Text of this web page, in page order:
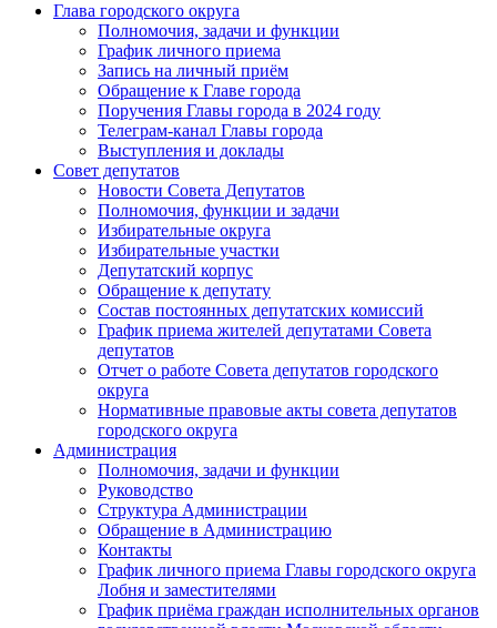
Глава городского округа
Полномочия, задачи и функции
График личного приема
Запись на личный приём
Обращение к Главе города
Поручения Главы города в 2024 году
Телеграм-канал Главы города
Выступления и доклады
Совет депутатов
Новости Совета Депутатов
Полномочия, функции и задачи
Избирательные округа
Избирательные участки
Депутатский корпус
Обращение к депутату
Состав постоянных депутатских комиссий
График приема жителей депутатами Совета
депутатов
Отчет о работе Совета депутатов городского
округа
Нормативные правовые акты совета депутатов
городского округа
Администрация
Полномочия, задачи и функции
Руководство
Структура Администрации
Обращение в Администрацию
Контакты
График личного приема Главы городского округа
Лобня и заместителями
График приёма граждан исполнительных органов